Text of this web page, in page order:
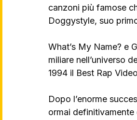
canzoni più famose
Doggystyle, suo
What’s My Name? e
miliare nell’universo
1994 il Best Rap
Dopo l’enorme
ormai